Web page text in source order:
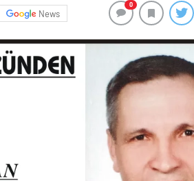
News
0